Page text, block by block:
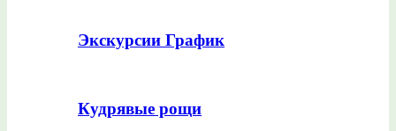
Экскурсии График
Кудрявые рощи